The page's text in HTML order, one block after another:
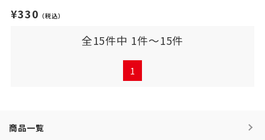
¥330 （税込）
全15件中 1件～15件
1
商品一覧